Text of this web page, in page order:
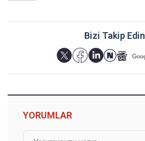
Bizi Takip Edin
YORUMLAR